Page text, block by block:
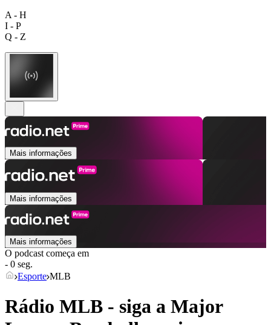
A - H
I - P
Q - Z
Mais informações
Mais informações
Mais informações
O podcast começa em
- 0 seg.
Esporte MLB
Rádio MLB - siga a Major